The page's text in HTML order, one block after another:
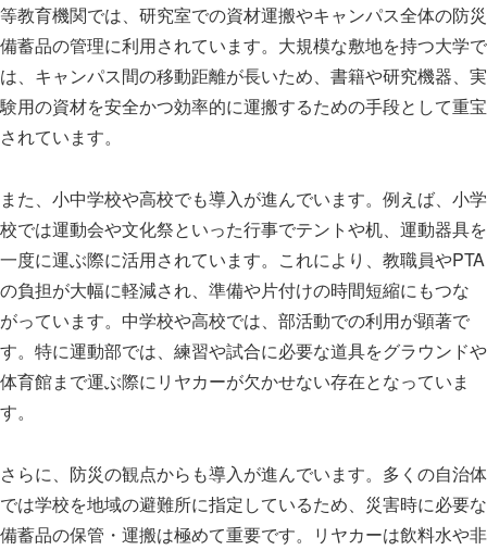
等教育機関では、研究室での資材運搬やキャンパス全体の防災
備蓄品の管理に利用されています。大規模な敷地を持つ大学で
は、キャンパス間の移動距離が長いため、書籍や研究機器、実
験用の資材を安全かつ効率的に運搬するための手段として重宝
されています。
また、小中学校や高校でも導入が進んでいます。例えば、小学
校では運動会や文化祭といった行事でテントや机、運動器具を
一度に運ぶ際に活用されています。これにより、教職員やPTA
の負担が大幅に軽減され、準備や片付けの時間短縮にもつな
がっています。中学校や高校では、部活動での利用が顕著で
す。特に運動部では、練習や試合に必要な道具をグラウンドや
体育館まで運ぶ際にリヤカーが欠かせない存在となっていま
す。
さらに、防災の観点からも導入が進んでいます。多くの自治体
では学校を地域の避難所に指定しているため、災害時に必要な
備蓄品の保管・運搬は極めて重要です。リヤカーは飲料水や非